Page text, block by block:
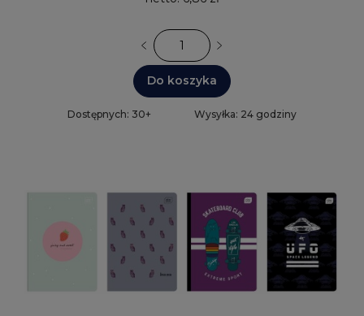
Do koszyka
Dostępnych: 30+ Wysyłka: 24 godziny